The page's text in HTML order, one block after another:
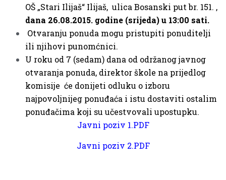
OŠ „Stari Ilijaš“ Ilijaš, ulica Bosanski put br. 151. ,
dana 26.08.2015. godine (srijeda) u 13:00 sati.
Otvaranju ponuda mogu pristupiti ponuditelji
ili njihovi punomćnici.
U roku od 7 (sedam) dana od održanog javnog
otvaranja ponuda, direktor škole na prijedlog
komisije će donijeti odluku o izboru
najpovoljnijeg ponuđaća i istu dostaviti ostalim
ponuđačima koji su učestvovali upostupku.
Javni poziv 1.PDF
Javni poziv 2.PDF